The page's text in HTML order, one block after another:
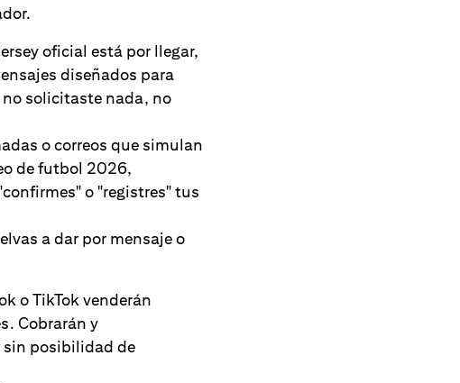
oficial está por llegar,
diseñados para
no solicitaste nada, no
o correos que simulan
de futbol 2026,
o "registres" tus
a dar por mensaje o
o TikTok venderán
Cobrarán y
sin posibilidad de